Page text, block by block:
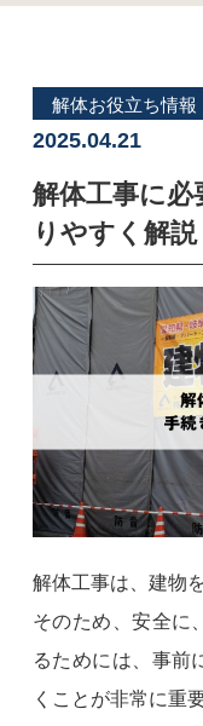
解体お役立ち情報
2025.04.21
解体工事に
りやすく解説
解体工事は、建物
そのため、安全に
るためには、事前
くことが非常に重